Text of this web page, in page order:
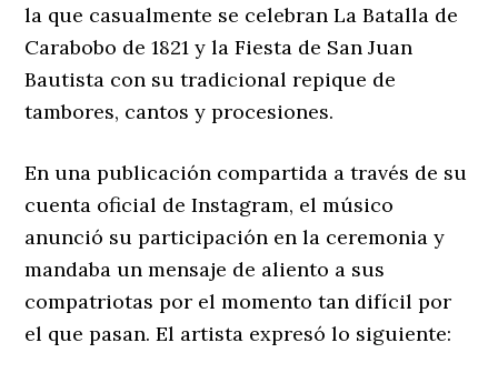
la que casualmente se celebran La Batalla de
Carabobo de 1821 y la Fiesta de San Juan
Bautista con su tradicional repique de
tambores, cantos y procesiones.
En una publicación compartida a través de su
cuenta oficial de Instagram, el músico
anunció su participación en la ceremonia y
mandaba un mensaje de aliento a sus
compatriotas por el momento tan difícil por
el que pasan. El artista expresó lo siguiente: